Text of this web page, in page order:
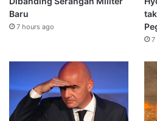
Baru
7 hours ago
7